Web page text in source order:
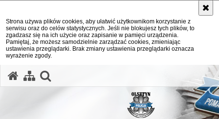
Strona używa plików cookies, aby ułatwić użytkownikom korzystanie z
serwisu oraz do celów statystycznych. Jeśli nie blokujesz tych plików, to
zgadzasz się na ich użycie oraz zapisanie w pamięci urządzenia.
Pamiętaj, że możesz samodzielnie zarządzać cookies, zmieniając
ustawienia przeglądarki. Brak zmiany ustawienia przeglądarki oznacza
wyrażenie zgody.